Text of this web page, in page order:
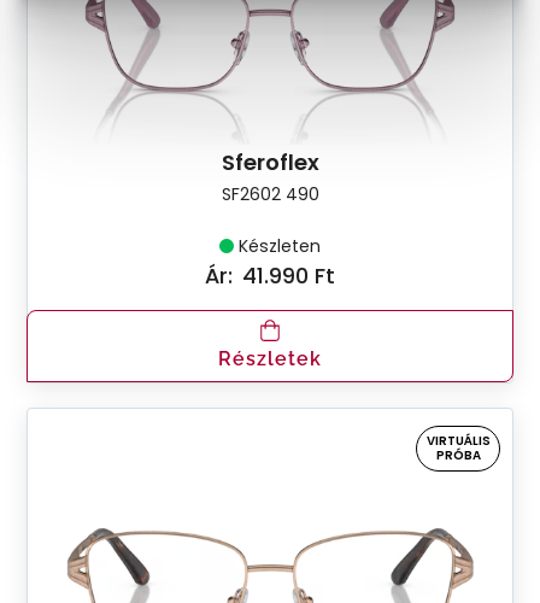
Sferoflex
SF2602 490
Készleten
Ár: 41.990 Ft
Részletek
VIRTUÁLIS
PRÓBA